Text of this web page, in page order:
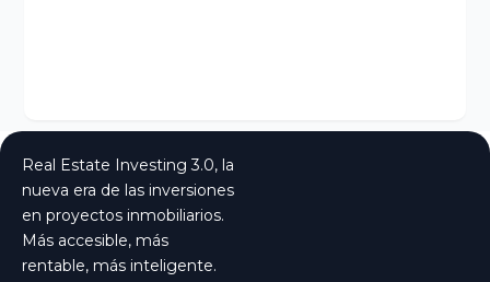
Real Estate Investing 3.0, la
nueva era de las inversiones
en proyectos inmobiliarios.
Más accesible, más
rentable, más inteligente.